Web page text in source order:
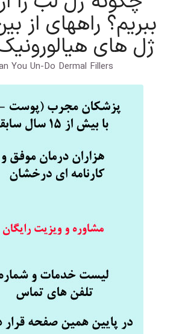
ببریم؟ راههای از
ژل های
You Un-Do Dermal Fillers